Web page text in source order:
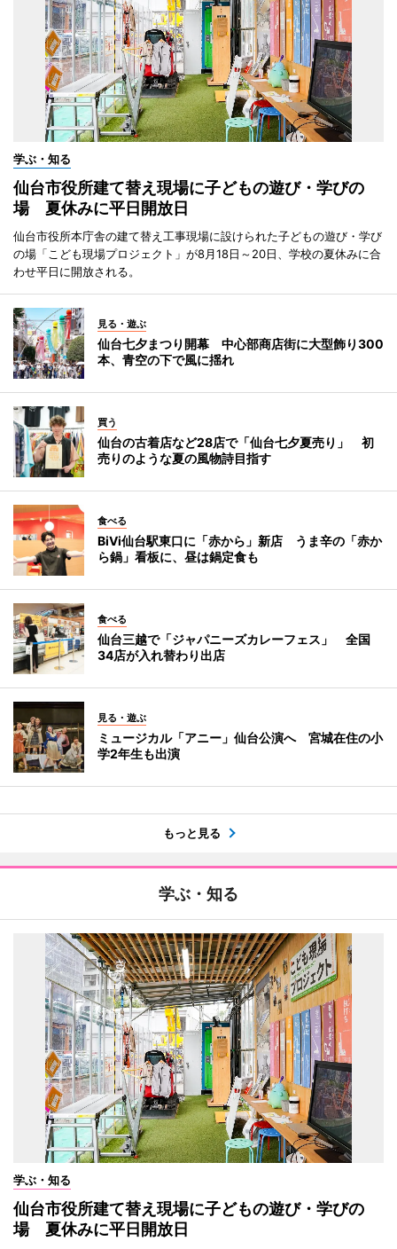
学ぶ・知る
仙台市役所建て替え現場に子どもの遊び・学びの
場 夏休みに平日開放日
仙台市役所本庁舎の建て替え工事現場に設けられた子どもの遊び・学び
の場「こども現場プロジェクト」が8月18日～20日、学校の夏休みに合
わせ平日に開放される。
見る・遊ぶ
仙台七夕まつり開幕 中心部商店街に大型飾り300
本、青空の下で風に揺れ
買う
仙台の古着店など28店で「仙台七夕夏売り」 初
売りのような夏の風物詩目指す
食べる
BiVi仙台駅東口に「赤から」新店 うま辛の「赤か
ら鍋」看板に、昼は鍋定食も
食べる
仙台三越で「ジャパニーズカレーフェス」 全国
34店が入れ替わり出店
見る・遊ぶ
ミュージカル「アニー」仙台公演へ 宮城在住の小
学2年生も出演
もっと見る
学ぶ・知る
学ぶ・知る
仙台市役所建て替え現場に子どもの遊び・学びの
場 夏休みに平日開放日